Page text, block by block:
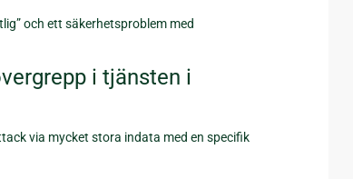
och ett säkerhetsproblem med
i tjänsten i
via mycket stora indata med en specifik